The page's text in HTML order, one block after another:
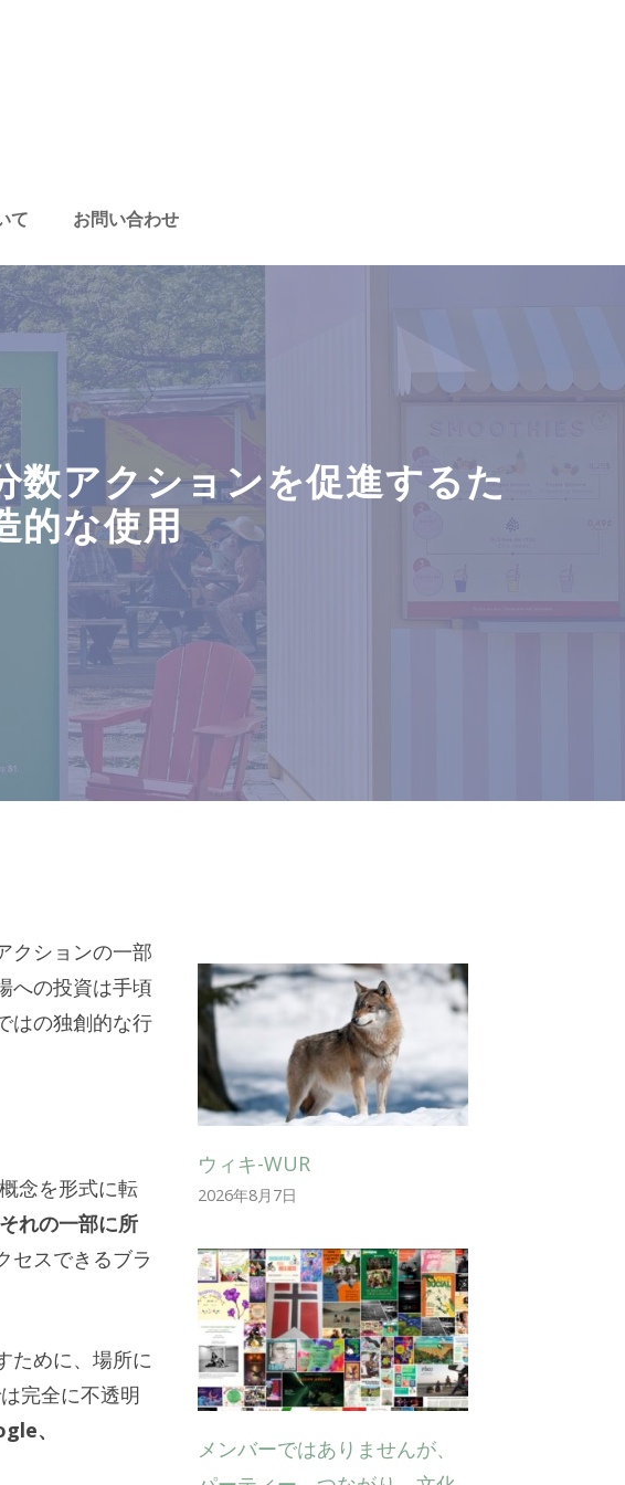
て お問い合わせ
アクションを促進するた
的な使用
クションの一部
への投資は手頃
はの独創的な行
念を形式に転
それの一部に所
セスできるブラ
ために、場所に
完全に不透明
、
ウィキ-WUR
2026年8月7日
メンバーではありませんが、